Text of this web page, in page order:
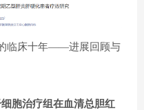
临床十年——进展回顾与
胞治疗组在血清总胆红